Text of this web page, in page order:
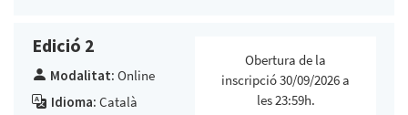
Edició 2
Modalitat: Online
Idioma: Català
Obertura de la
inscripció 30/09/2026 a
les 23:59h.